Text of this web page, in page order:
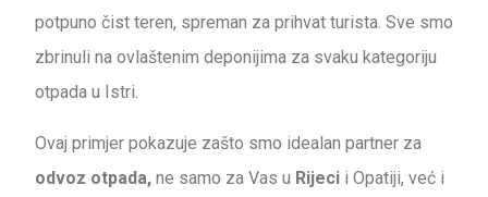
potpuno čist teren, spreman za prihvat turista. Sve smo
zbrinuli na ovlaštenim deponijima za svaku kategoriju
otpada u Istri.
Ovaj primjer pokazuje zašto smo idealan partner za
odvoz otpada, ne samo za Vas u Rijeci i Opatiji, već i